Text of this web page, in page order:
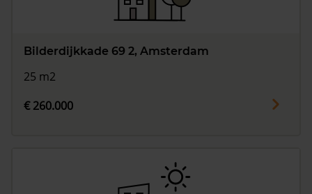
Bilderdijkkade 69 2, Amsterdam
25 m2
€ 260.000